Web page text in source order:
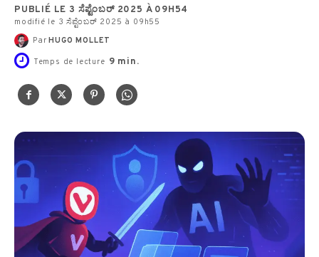
PUBLIÉ LE 3 ಸೆಪ್ಟೆಂಬರ್ 2025 À 09H54
modifié le 3 ಸೆಪ್ಟೆಂಬರ್ 2025 à 09h55
Par HUGO MOLLET
Temps de lecture 9 min.